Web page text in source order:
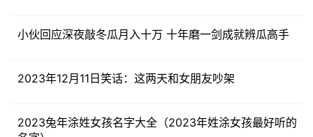
小伙回应深夜敲冬瓜月入十万 十年磨一剑成就辨瓜高手
2023年12月11日笑话：这两天和女朋友吵架
2023兔年涂姓女孩名字大全（2023年姓涂女孩最好听的